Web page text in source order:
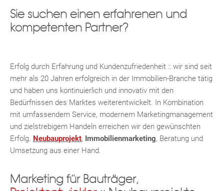
Fac Inst Twi Pint Link Wh
Sie suchen einen erfahrenen und
kompetenten Partner?
Erfolg durch Erfahrung und Kundenzufriedenheit :: wir sind seit
mehr als 20 Jahren erfolgreich in der Immobilien-Branche tätig
und haben uns kontinuierlich und innovativ mit den
Bedürfnissen des Marktes weiterentwickelt. In Kombination
mit umfassendem Service, modernem Marketingmanagement
und zielstrebigem Handeln erreichen wir den gewünschten
Erfolg. Neubauprojekt, Immobilienmarketing, Beratung und
Umsetzung aus einer Hand.
Marketing für Bauträger,